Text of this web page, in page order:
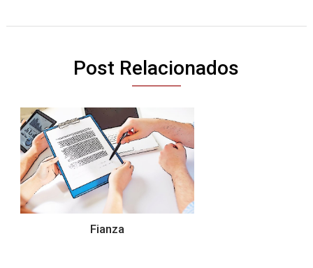
Post Relacionados
Fianza